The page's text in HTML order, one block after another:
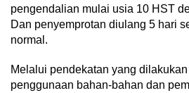
pengendalian mulai usia 10 HST
Dan penyemprotan diulang 5 hari
normal.
Melalui pendekatan yang
penggunaan bahan-bahan dan